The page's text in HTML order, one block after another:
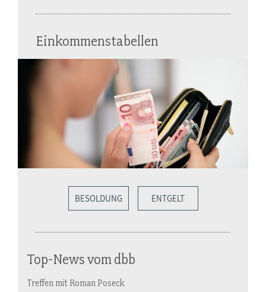
Einkommenstabellen
BESOLDUNG ENTGELT
Top-News vom dbb
Treffen mit Roman Poseck